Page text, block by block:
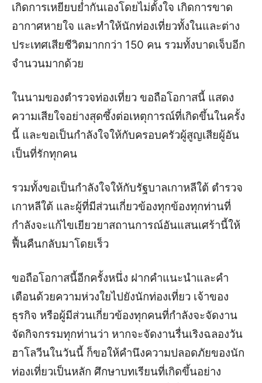
เกิดการเหยียบย่ำกันเองโดยไม่ตั้งใจ เกิดการขาด
อากาศหายใจ และทำให้นักท่องเที่ยวทั้งในและต่าง
ประเทศเสียชีวิตมากกว่า 150 คน รวมทั้งบาดเจ็บอีก
จำนวนมากด้วย
ในนามของตำรวจท่องเที่ยว ขอถือโอกาสนี้ แสดง
ความเสียใจอย่างสุดซึ้งต่อเหตุการณ์ที่เกิดขึ้นในครั้ง
นี้ และขอเป็นกำลังใจให้กับครอบครัวผู้สูญเสียผู้อัน
เป็นที่รักทุกคน
รวมทั้งขอเป็นกำลังใจให้กับรัฐบาลเกาหลีใต้ ตำรวจ
เกาหลีใต้ และผู้ที่มีส่วนเกี่ยวข้องทุกข้องทุกท่านที่
กำลังจะแก้ไขเยียวยาสถานการณ์อันแสนเศร้านี้ให้
ฟื้นคืนกลับมาโดยเร็ว
ขอถือโอกาสนี้อีกครั้งหนึ่ง ฝากคำแนะนำและคำ
เตือนด้วยความห่วงใยไปยังนักท่องเที่ยว เจ้าของ
ธุรกิจ หรือผู้มีส่วนเกี่ยวข้องทุกคนที่กำลังจะจัดงาน
จัดกิจกรรมทุกท่านว่า หากจะจัดงานรื่นเริงฉลองวัน
ฮาโลวีนในวันนี้ ก็ขอให้คำนึงความปลอดภัยของนัก
ท่องเที่ยวเป็นหลัก ศึกษาบทเรียนที่เกิดขึ้นอย่าง